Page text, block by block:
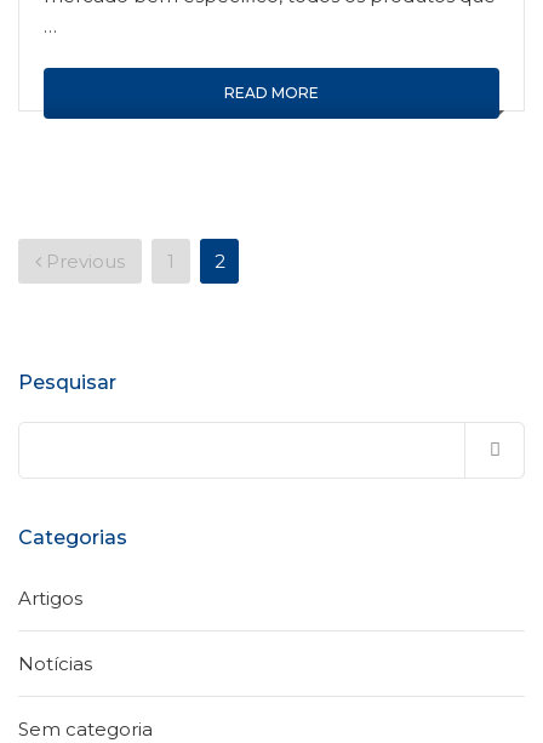
…
READ MORE
Paginação
de
Previous 1 2
Pesquisar
Categorias
Artigos
Notícias
Sem categoria